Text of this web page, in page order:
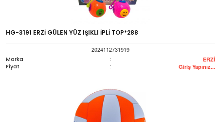
HG-3191 ERZİ GÜLEN YÜZ IŞIKLI İPLİ TOP*288
2024112731919
Marka
: ERZİ
Fiyat : Giriş Yapınız...